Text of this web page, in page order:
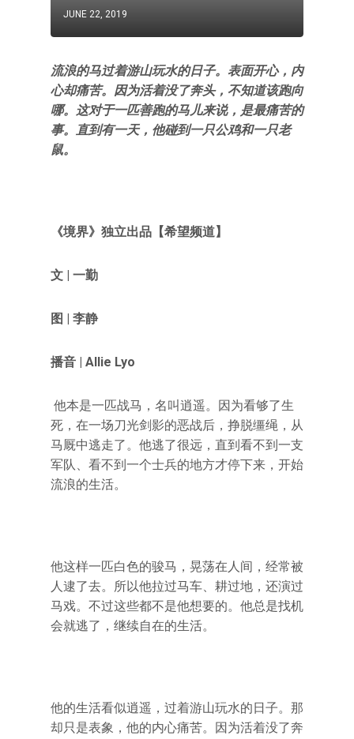
JUNE 22, 2019
流浪的马过着游山玩水的日子。表面开心，内
心却痛苦。因为活着没了奔头，不知道该跑向
哪。这对于一匹善跑的马儿来说，是最痛苦的
事。直到有一天，他碰到一只公鸡和一只老
鼠。
《境界》 独立出品【希望频道】
文 | 一勤
图 | 李静
播音 | Allie Lyo
他本是一匹战马，名叫逍遥。因为看够了生
死，在一场刀光剑影的恶战后，挣脱缰绳，从
马厩中逃走了。他逃了很远，直到看不到一支
军队、看不到一个士兵的地方才停下来，开始
流浪的生活。
他这样一匹白色的骏马，晃荡在人间，经常被
人逮了去。所以他拉过马车、耕过地，还演过
马戏。不过这些都不是他想要的。他总是找机
会就逃了，继续自在的生活。
他的生活看似逍遥，过着游山玩水的日子。那
却只是表象，他的内心痛苦。因为活着没了奔